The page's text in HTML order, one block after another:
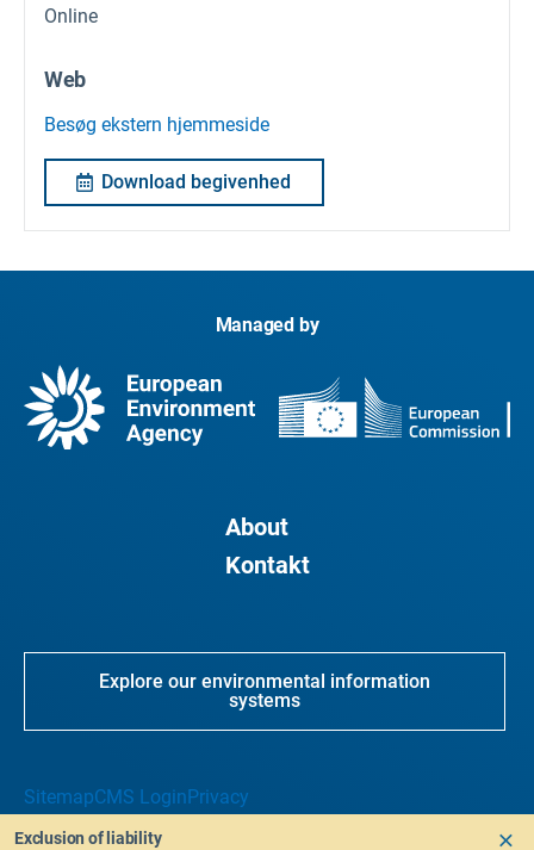
Online
Web
Besøg ekstern hjemmeside
Download begivenhed
Managed by
About
Kontakt
Explore our environmental information
systems
SitemapCMS LoginPrivacy
Exclusion of liability